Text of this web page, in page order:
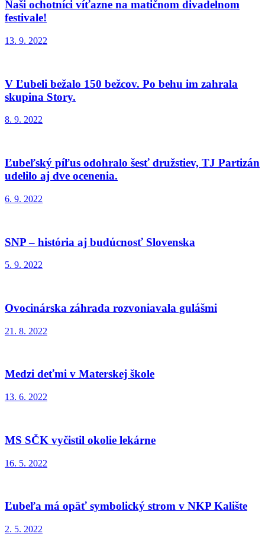
Naši ochotníci víťazne na matičnom divadelnom
festivale!
13. 9. 2022
V Ľubeli bežalo 150 bežcov. Po behu im zahrala
skupina Story.
8. 9. 2022
Ľubeľský píľus odohralo šesť družstiev, TJ Partizán
udelilo aj dve ocenenia.
6. 9. 2022
SNP – história aj budúcnosť Slovenska
5. 9. 2022
Ovocinárska záhrada rozvoniavala gulášmi
21. 8. 2022
Medzi deťmi v Materskej škole
13. 6. 2022
MS SČK vyčistil okolie lekárne
16. 5. 2022
Ľubeľa má opäť symbolický strom v NKP Kalište
2. 5. 2022